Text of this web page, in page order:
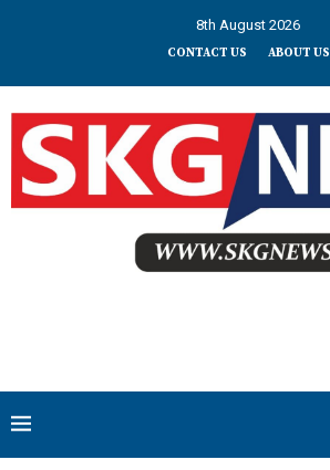
8th August 2026
CONTACT US ABOUT US